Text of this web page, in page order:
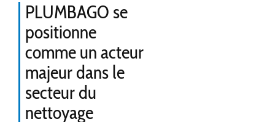
PLUMBAGO se
positionne
comme un acteur
majeur dans le
secteur du
nettoyage